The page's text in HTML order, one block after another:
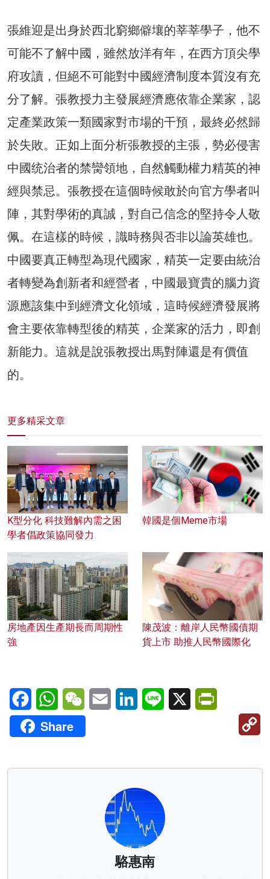
張維迎是出身於西北窮鄉僻壤的莘莘學子，他不
可能不了解中國，雖然放洋有年，在西方頂尖學
府攻讀，但絕不可能對中國經濟制度本質沒有充
分了解。張教授力主發展經濟應依靠企業家，認
定產業政策一類國家對市場的干預，最終必然歸
於失敗。正如上面分析張教授的主張，勢必侵害
中國统治者的禁臠領地，自然觸動權力精英的神
經與禁忌。張教授在這個時候敢於向官方學者叫
陣，其對學術的真誠，對自己信念的堅持令人敬
佩。在這樣的時候，識時務與否非以論英雄也。
中國要真正轉型為現代國家，精英一定要由統治
者轉變為創新者和經營者，中國最寶貴的腦力資
源應該集中到經濟文化領域，這時候經濟發展將
會主要依靠轉型後的精英，企業家的活力，即創
新能力。這就是說張教授出馬對陣還是有價值
的。
更多精采文章
K型分化 科技難解內需之困
學者倡政策協同發力
韓國是個Meme市場
房地產因生產期長而周期性
強
陳茂波：離岸人民幣國債期
貨上市 助推人民幣國際化
FacebookWhatsAppWeChatEmail LinkedInLine X
Share
駱惠南